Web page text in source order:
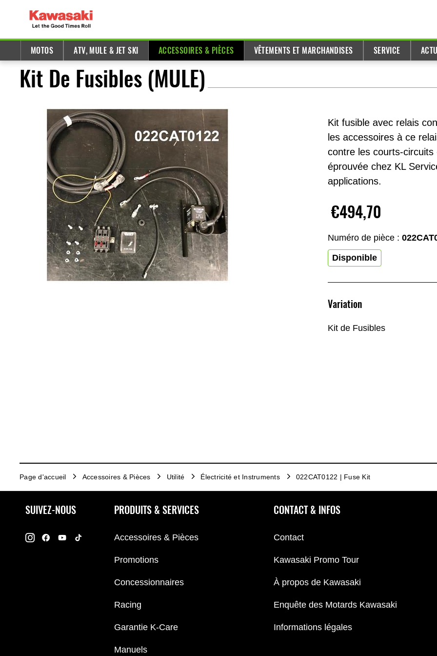
MOTOS ATV, MULE & JET SKI ACCESSOIRES & PIÈCES VÊTEMENTS ET MARCHANDISES SERVICE
Kit De Fusibles (MULE)
Kit fusible avec relais
les accessoires à ce
contre les courts-
éprouvée chez KL
applications.
€494,70
Numéro de pièce :
Disponible
Variation
Kit de Fusibles
Page d'accueil Accessoires & Pièces Utilité Électricité et Instruments 022CAT0122 | Fuse Kit
SUIVEZ-NOUS PRODUITS & SERVICES
Accessoires & Pièces
Promotions
Concessionnaires
Racing
Garantie K-Care
Manuels
CONTACT & INFOS
Contact
Kawasaki Promo Tour
À propos de Kawasaki
Enquête des Motards Kawasaki
Informations légales